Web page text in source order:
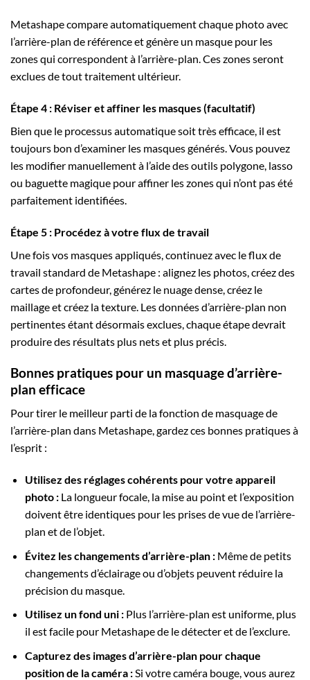
Metashape compare automatiquement chaque photo avec
l’arrière-plan de référence et génère un masque pour les
zones qui correspondent à l’arrière-plan. Ces zones seront
exclues de tout traitement ultérieur.
Étape 4 : Réviser et affiner les masques (facultatif)
Bien que le processus automatique soit très efficace, il est
toujours bon d’examiner les masques générés. Vous pouvez
les modifier manuellement à l’aide des outils polygone, lasso
ou baguette magique pour affiner les zones qui n’ont pas été
parfaitement identifiées.
Étape 5 : Procédez à votre flux de travail
Une fois vos masques appliqués, continuez avec le flux de
travail standard de Metashape : alignez les photos, créez des
cartes de profondeur, générez le nuage dense, créez le
maillage et créez la texture. Les données d’arrière-plan non
pertinentes étant désormais exclues, chaque étape devrait
produire des résultats plus nets et plus précis.
Bonnes pratiques pour un masquage d’arrière-
plan efficace
Pour tirer le meilleur parti de la fonction de masquage de
l’arrière-plan dans Metashape, gardez ces bonnes pratiques à
l’esprit :
Utilisez des réglages cohérents pour votre appareil
photo :La longueur focale, la mise au point et l’exposition
doivent être identiques pour les prises de vue de l’arrière-
plan et de l’objet.
Évitez les changements d’arrière-plan :Même de petits
changements d’éclairage ou d’objets peuvent réduire la
précision du masque.
Utilisez un fond uni :Plus l’arrière-plan est uniforme, plus
il est facile pour Metashape de le détecter et de l’exclure.
Capturez des images d’arrière-plan pour chaque
position de la caméra :Si votre caméra bouge, vous aurez